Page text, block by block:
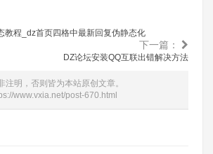
教程_dz首页四格中最新回复伪静态化
下一篇：
DZ论坛安装QQ互联出错解决方法
注明，否则皆为本站原创文章。
www.vxia.net/post-670.html